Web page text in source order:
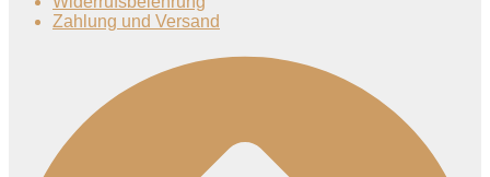
Zahlung und Versand